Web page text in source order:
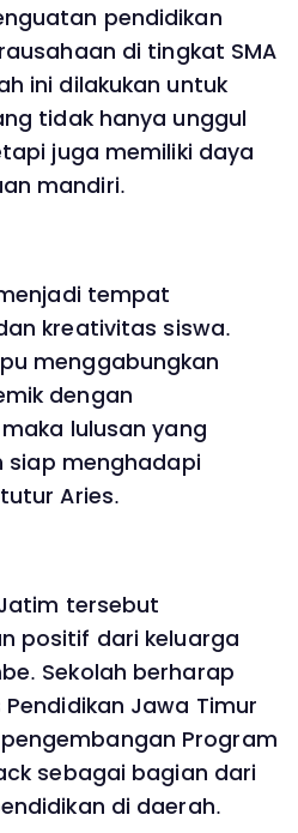
pendidikan
di tingkat SMA
ini dilakukan untuk
tidak hanya unggul
juga memiliki daya
mandiri.
tempat
kreativitas siswa.
menggabungkan
dengan
lulusan yang
siap menghadapi
Aries.
tersebut
positif dari keluarga
Sekolah berharap
Jawa Timur
Program
sebagai bagian dari
di daerah.